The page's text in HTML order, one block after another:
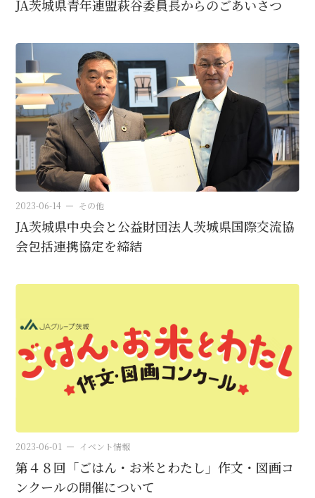
JA茨城県青年連盟萩谷委員長からのごあいさつ
2023-06-14 その他
JA茨城県中央会と公益財団法人茨城県国際交流協
会包括連携協定を締結
2023-06-01 イベント情報
第４８回「ごはん・お米とわたし」作文・図画コ
ンクールの開催について